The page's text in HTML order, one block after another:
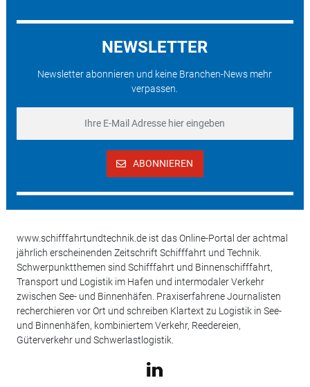
NEWSLETTER
Newsletter abonnieren und keine Branchen-News mehr
verpassen.
ABONNIEREN
www.schifffahrtundtechnik.de ist das Online-Portal der achtmal
jährlich erscheinenden Zeitschrift Schifffahrt und Technik.
Schwerpunktthemen sind Schifffahrt und Binnenschifffahrt,
Transport und Logistik im Hafen und intermodaler Verkehr
zwischen See- und Binnenhäfen. Praxiserfahrene Journalisten
recherchieren vor Ort und schreiben Klartext zu Logistik in See-
und Binnenhäfen, kombiniertem Verkehr, Reedereien,
Güterverkehr und Schwerlastlogistik.